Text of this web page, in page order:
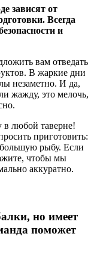
зависят от
Всегда
и
вам отведать
В жаркие дни
незаметно. И да,
жажду, это мелочь,
любой таверне!
приготовить:
рыбу. Если
чтобы мы
аккуратно.
но имеет
поможет